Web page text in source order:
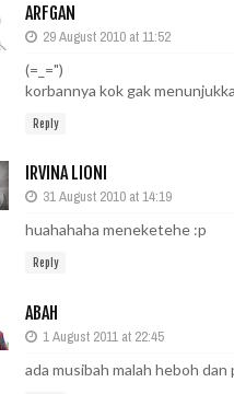
ARFGAN
29 August 2010 at 11:52
(=_=")
korbannya kok gak
Reply
IRVINA LIONI
31 August 2010 at 14:19
huahahaha meneketehe :p
Reply
ABAH
1 August 2011 at 22:45
ada musibah malah heboh dan